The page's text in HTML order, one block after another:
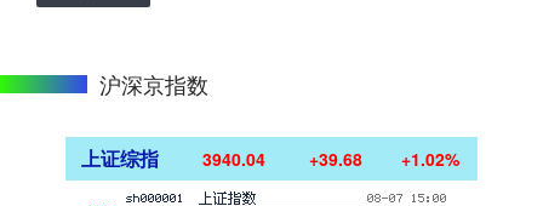
沪深京指数
上证综指 3940.04 +39.68 +1.02%